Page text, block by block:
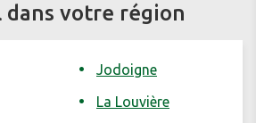
votre région
Jodoigne
La Louvière